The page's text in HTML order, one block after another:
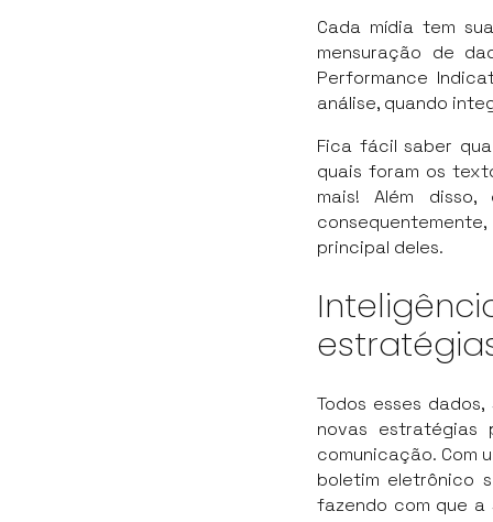
Cada mídia tem
mensuração de
Performance
análise, quando
Fica fácil saber
quais foram os
mais! Além
principal deles.
Todos esses
novas
comunicação. Com
boletim eletrônico
fazendo com que a